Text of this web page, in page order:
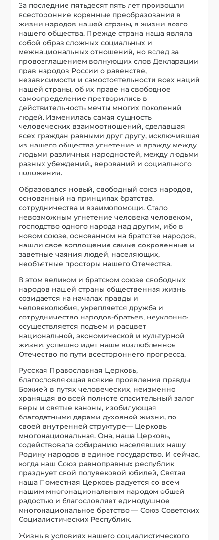
За последние пятьдесят пять лет произошли
всесторонние коренные преобразования в
жизни народов нашей страны, в жизни всего
нашего общества. Прежде страна наша являла
собой образ сложных социальных и
межнациональных отношений, но вслед за
провозглашением волнующих слов Декларации
прав народов России о равенстве,
независимости и самостоятельности всех наций
нашей страны, об их праве на свободное
самоопределение претворились в
действительность мечты многих поколений
людей. Изменилась самая сущность
человеческих взаимоотношений, сделавшая
всех граждан равными друг другу, исключившая
из нашего общества угнетение и вражду между
людьми различных народностей, между людьми
разных убеждений,, верований и социального
положения.
Образовался новый, свободный союз народов,
основанный на принципах братства,
сотрудничества и взаимопомощи. Стало
невозможным угнетение человека человеком,
господство одного народа над другим, ибо в
новом союзе, основанном на братстве народов,
нашли свое воплощение самые сокровенные и
заветные чаяния людей, населяющих,
необъятные просторы нашего Отечества.
В этом великом и братском союзе свободных
народов нашей страны общественная жизнь
созидается на началах правды и
человеколюбия, укрепляется дружба и
сотрудничество народов-братьев, неуклонно·
осуществляется подъем и расцвет
национальной, экономической и культурной
жизни, успешно идет наше возлюбленное
Отечество по пути всестороннего прогресса.
Русская Православная Церковь,
благословляющая всякие проявления правды
Божией в путях человеческих, неизменно
хранящая во всей полноте спасительный залог
веры и святые каноны, изобилующая
благодатными дарами духовной жизни, по
своей внутренней структуре— Церковь
многонациональная. Она, наша Церковь,
содействовала собиранию населявших нашу
Родину народов в единое государство. И сейчас,
когда наш Союз равноправных республик
празднует свой полувековой юбилей, Святая
наша Поместная Церковь радуется со всем
нашим многонациональным народом общей
радостью и благословляет единодушное
многонациональное братство — Союз Советских
Социалистических Республик.
Жизнь в условиях нашего социалистического